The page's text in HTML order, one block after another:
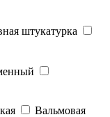
штукатурка
Вальмовая